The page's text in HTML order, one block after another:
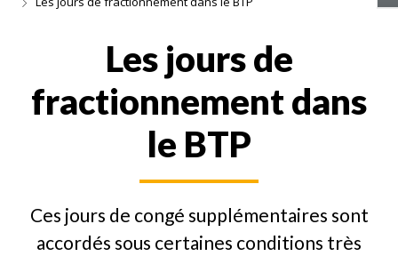
Les jours de
fractionnement dans
le BTP
Ces jours de congé supplémentaires sont
accordés sous certaines conditions très